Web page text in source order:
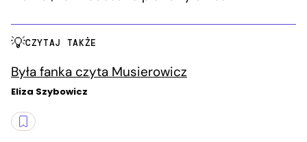
CZYTAJ TAKŻE
Była fanka czyta Musierowicz
Eliza Szybowicz